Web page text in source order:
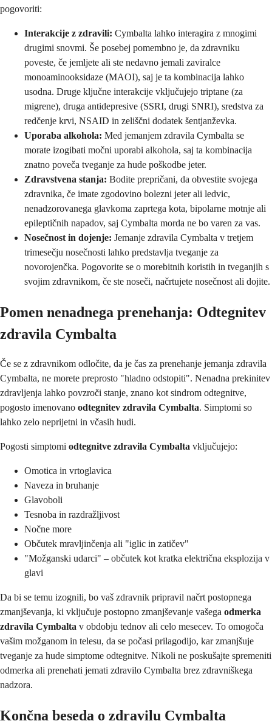
pogovoriti:
Interakcije z zdravili: Cymbalta lahko interagira z mnogimi
drugimi snovmi. Še posebej pomembno je, da zdravniku
poveste, če jemljete ali ste nedavno jemali zaviralce
monoaminooksidaze (MAOI), saj je ta kombinacija lahko
usodna. Druge ključne interakcije vključujejo triptane (za
migrene), druga antidepresive (SSRI, drugi SNRI), sredstva za
redčenje krvi, NSAID in zeliščni dodatek šentjanževka.
Uporaba alkohola: Med jemanjem zdravila Cymbalta se
morate izogibati močni uporabi alkohola, saj ta kombinacija
znatno poveča tveganje za hude poškodbe jeter.
Zdravstvena stanja: Bodite prepričani, da obvestite svojega
zdravnika, če imate zgodovino bolezni jeter ali ledvic,
nenadzorovanega glavkoma zaprtega kota, bipolarne motnje ali
epileptičnih napadov, saj Cymbalta morda ne bo varen za vas.
Nosečnost in dojenje: Jemanje zdravila Cymbalta v tretjem
trimesečju nosečnosti lahko predstavlja tveganje za
novorojenčka. Pogovorite se o morebitnih koristih in tveganjih s
svojim zdravnikom, če ste noseči, načrtujete nosečnost ali dojite.
Pomen nenadnega prenehanja: Odtegnitev
zdravila Cymbalta
Če se z zdravnikom odločite, da je čas za prenehanje jemanja zdravila
Cymbalta, ne morete preprosto "hladno odstopiti". Nenadna prekinitev
zdravljenja lahko povzroči stanje, znano kot sindrom odtegnitve,
pogosto imenovano odtegnitev zdravila Cymbalta. Simptomi so
lahko zelo neprijetni in včasih hudi.
Pogosti simptomi odtegnitve zdravila Cymbalta vključujejo:
Omotica in vrtoglavica
Naveza in bruhanje
Glavoboli
Tesnoba in razdražljivost
Nočne more
Občutek mravljinčenja ali "iglic in zatičev"
"Možganski udarci" – občutek kot kratka električna eksplozija v
glavi
Da bi se temu izognili, bo vaš zdravnik pripravil načrt postopnega
zmanjševanja, ki vključuje postopno zmanjševanje vašega odmerka
zdravila Cymbalta v obdobju tednov ali celo mesecev. To omogoča
vašim možganom in telesu, da se počasi prilagodijo, kar zmanjšuje
tveganje za hude simptome odtegnitve. Nikoli ne poskušajte spremeniti
odmerka ali prenehati jemati zdravilo Cymbalta brez zdravniškega
nadzora.
Končna beseda o zdravilu Cymbalta